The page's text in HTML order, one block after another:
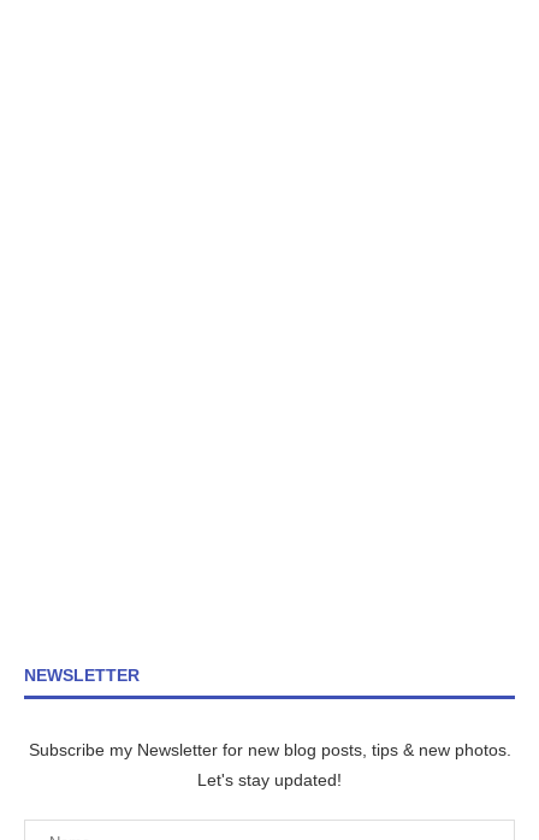
NEWSLETTER
Subscribe my Newsletter for new blog posts, tips & new photos.
Let's stay updated!